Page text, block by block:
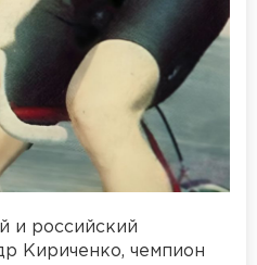
и российский
Кириченко, чемпион